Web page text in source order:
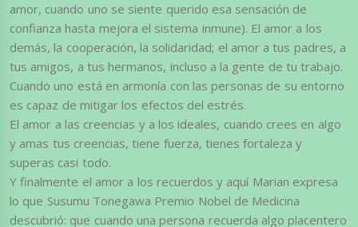
amor, cuando uno se siente querido esa sensación de
confianza hasta mejora el sistema inmune). El amor a los
demás, la cooperación, la solidaridad; el amor a tus padres, a
tus amigos, a tus hermanos, incluso a la gente de tu trabajo.
Cuando uno está en armonía con las personas de su entorno
es capaz de mitigar los efectos del estrés.
El amor a las creencias y a los ideales, cuando crees en algo
y amas tus creencias, tiene fuerza, tienes fortaleza y
superas casi todo.
Y finalmente el amor a los recuerdos y aquí Marian expresa
lo que Susumu Tonegawa Premio Nobel de Medicina
descubrió: que cuando una persona recuerda algo placentero